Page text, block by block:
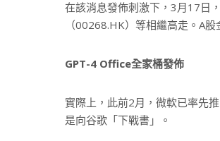
在該消息發佈刺激下，3月17日
（00268.HK）等相繼高走。A
GPT-4 Office全家桶發佈
實際上，此前2月，微軟已率先
是向谷歌「下戰書」。